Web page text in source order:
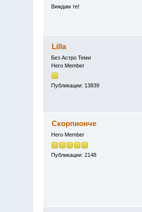
Виждам те!
Lilla
Без Астро Теми
Hero Member
Публикации: 13839
Скорпионче
Hero Member
Публикации: 2148